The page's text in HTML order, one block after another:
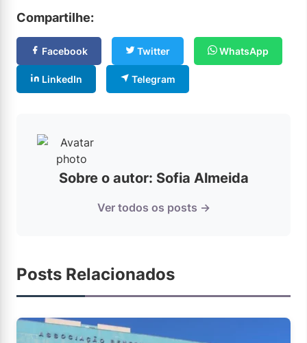
Compartilhe:
Facebook Twitter WhatsApp
LinkedIn Telegram
Sobre o autor: Sofia Almeida
Ver todos os posts →
Posts Relacionados